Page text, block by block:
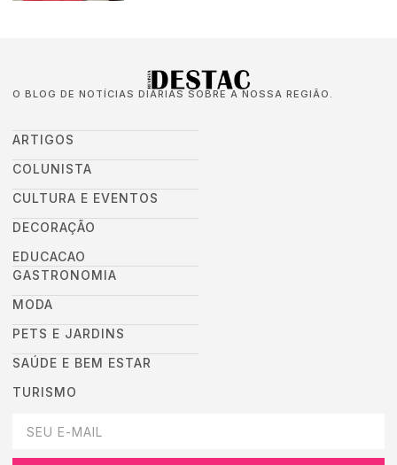
O BLOG DE NOTÍCIAS DIÁRIAS SOBRE A NOSSA REGIÃO.
ARTIGOS
COLUNISTA
CULTURA E EVENTOS
DECORAÇÃO
EDUCACAO
GASTRONOMIA
MODA
PETS E JARDINS
SAÚDE E BEM ESTAR
TURISMO